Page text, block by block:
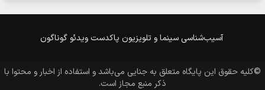
آسیب‌شناسی سینما و تلویزیون پاکدست ویدئو گوناگون
©کلیه حقوق این پایگاه متعلق به جنایی می‌باشد و استفاده از اخبار و محتوا با
ذکر منبع مجاز است.